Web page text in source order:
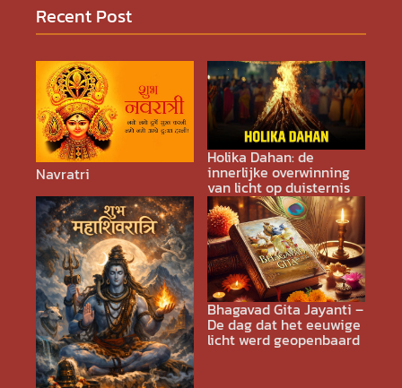
Recent Post
Navratri
Holika Dahan: de
innerlijke overwinning
van licht op duisternis
Bhagavad Gita Jayanti –
De dag dat het eeuwige
licht werd geopenbaard